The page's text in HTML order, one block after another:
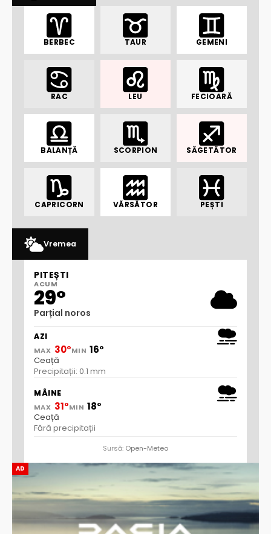
AD
BERBEC TAUR GEMENI
RAC LEU FECIOARĂ
BALANȚĂ SCORPION SĂGETĂTOR
CAPRICORN VĂRSĂTOR PEȘTI
Vremea
PITEȘTI
ACUM
29°
Parțial noros
AZI
MAX 30°MIN 16°
Ceață
Precipitații: 0.1 mm
MÂINE
MAX 31°MIN 18°
Ceață
Fără precipitații
Sursă: Open-Meteo